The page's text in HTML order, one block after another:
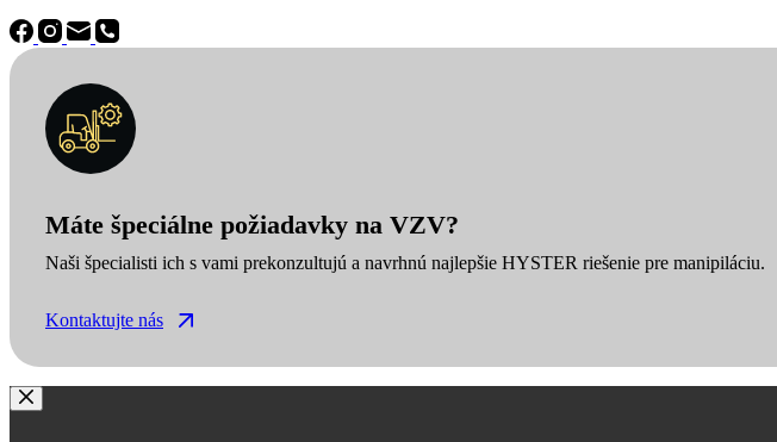
Máte špeciálne požiadavky na VZV?
Naši špecialisti ich s vami prekonzultujú a navrhnú najlepšie HYSTER riešenie pre manipiláciu.
Kontaktujte nás